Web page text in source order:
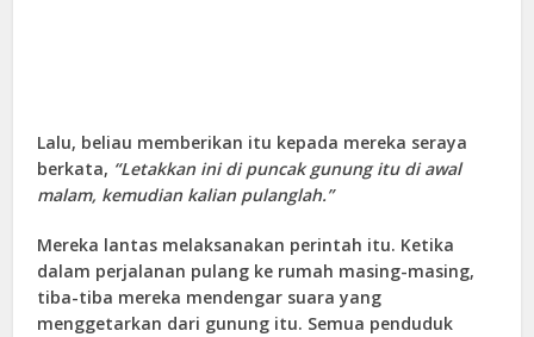
Lalu, beliau memberikan itu kepada mereka seraya
berkata, “Letakkan ini di puncak gunung itu di awal
malam, kemudian kalian pulanglah.”
Mereka lantas melaksanakan perintah itu. Ketika
dalam perjalanan pulang ke rumah masing-masing,
tiba-tiba mereka mendengar suara yang
menggetarkan dari gunung itu. Semua penduduk